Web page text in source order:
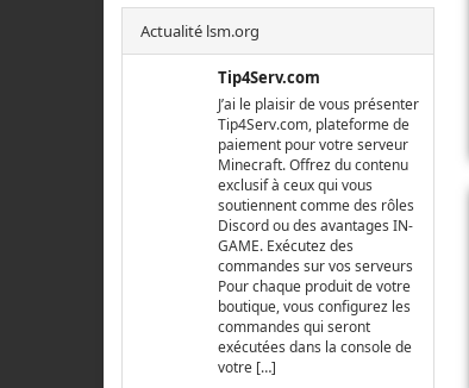
Actualité lsm.org
Tip4Serv.com
J’ai le plaisir de vous présenter
Tip4Serv.com, plateforme de
paiement pour votre serveur
Minecraft. Offrez du contenu
exclusif à ceux qui vous
soutiennent comme des rôles
Discord ou des avantages IN-
GAME. Exécutez des
commandes sur vos serveurs
Pour chaque produit de votre
boutique, vous configurez les
commandes qui seront
exécutées dans la console de
votre […]